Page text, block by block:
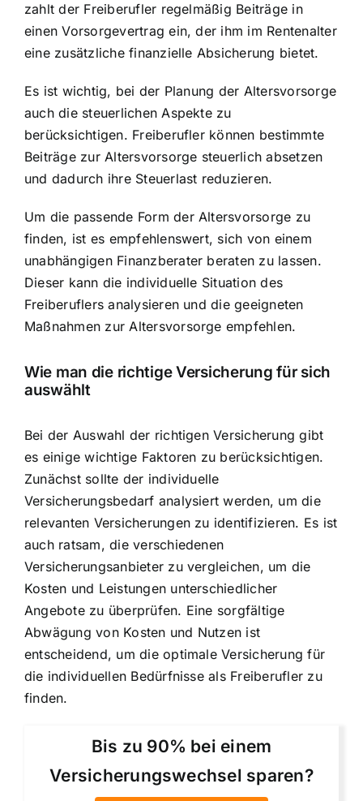
zahlt der Freiberufler regelmäßig Beiträge in
einen Vorsorgevertrag ein, der ihm im Rentenalter
eine zusätzliche finanzielle Absicherung bietet.
Es ist wichtig, bei der Planung der Altersvorsorge
auch die steuerlichen Aspekte zu
berücksichtigen. Freiberufler können bestimmte
Beiträge zur Altersvorsorge steuerlich absetzen
und dadurch ihre Steuerlast reduzieren.
Um die passende Form der Altersvorsorge zu
finden, ist es empfehlenswert, sich von einem
unabhängigen Finanzberater beraten zu lassen.
Dieser kann die individuelle Situation des
Freiberuflers analysieren und die geeigneten
Maßnahmen zur Altersvorsorge empfehlen.
Wie man die richtige Versicherung für sich
auswählt
Bei der Auswahl der richtigen Versicherung gibt
es einige wichtige Faktoren zu berücksichtigen.
Zunächst sollte der individuelle
Versicherungsbedarf analysiert werden, um die
relevanten Versicherungen zu identifizieren. Es ist
auch ratsam, die verschiedenen
Versicherungsanbieter zu vergleichen, um die
Kosten und Leistungen unterschiedlicher
Angebote zu überprüfen. Eine sorgfältige
Abwägung von Kosten und Nutzen ist
entscheidend, um die optimale Versicherung für
die individuellen Bedürfnisse als Freiberufler zu
finden.
Bis zu 90% bei einem
Versicherungswechsel sparen?